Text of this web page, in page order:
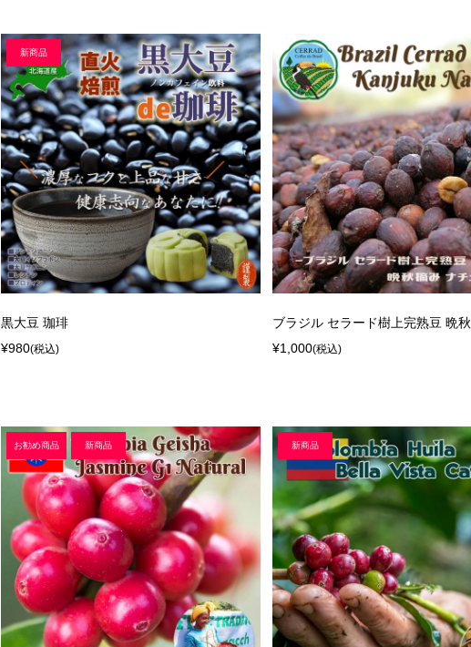
新商品
黒大豆 珈琲
¥980(税込)
ブラジル セラード樹上完熟豆 晩
¥1,000(税込)
お勧め商品 新商品 新商品